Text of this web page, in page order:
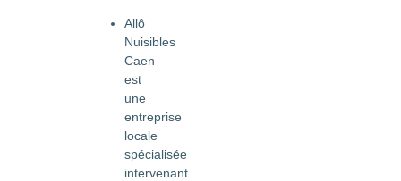
Allô
Nuisibles
Caen
est
une
entreprise
locale
spécialisée
intervenant